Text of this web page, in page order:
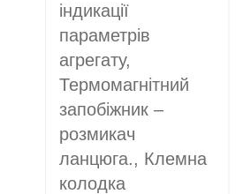
індикації
параметрів
агрегату,
Термомагнітний
запобіжник –
розмикач
ланцюга., Клемна
колодка